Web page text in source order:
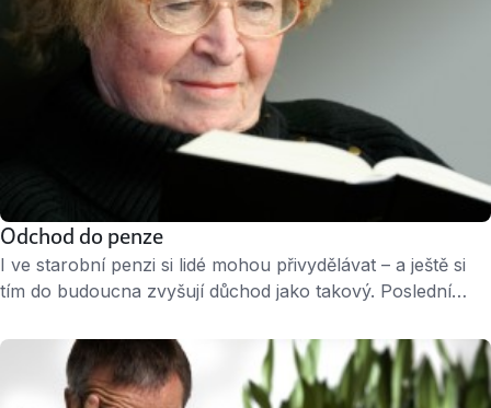
Odchod do penze
I ve starobní penzi si lidé mohou přivydělávat – a ještě si
tím do budoucna zvyšují důchod jako takový. Poslední
mohou přivydělávat jen omezením. Odchod do důchodu
O starobní důchod se žádá na okresní správě sociálního
zabezpečení. Kromě odpovídajícího věku musí lidé doložit